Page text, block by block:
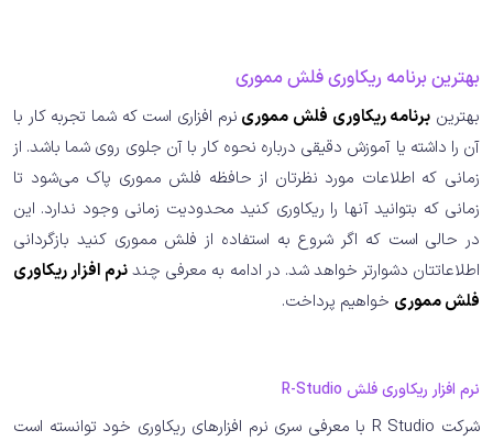
بهترین برنامه ریکاوری فلش مموری
بهترین برنامه ریکاوری فلش مموری نرم افزاری است که شما تجربه کار با
آن را داشته یا آموزش دقیقی درباره نحوه کار با آن جلوی روی شما باشد. از
زمانی که اطلاعات مورد نظرتان از حافظه فلش مموری پاک می‌شود تا
زمانی که بتوانید آنها را ریکاوری کنید محدودیت زمانی وجود ندارد. این
در حالی است که اگر شروع به استفاده از فلش مموری کنید بازگردانی
اطلاعاتتان دشوارتر خواهد شد. در ادامه به معرفی چندنرم افزار ریکاوری
فلش مموری خواهیم پرداخت.
نرم افزار ریکاوری فلش R-Studio
شرکت R Studio با معرفی سری نرم افزارهای ریکاوری خود توانسته است